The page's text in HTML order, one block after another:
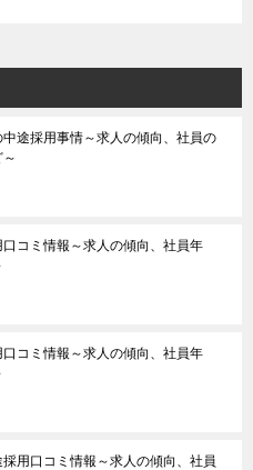
途採用事情～求人の傾向、社員の
コミ情報～求人の傾向、社員年
コミ情報～求人の傾向、社員年
用口コミ情報～求人の傾向、社員